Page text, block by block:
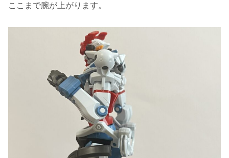
ここまで腕が上がります。